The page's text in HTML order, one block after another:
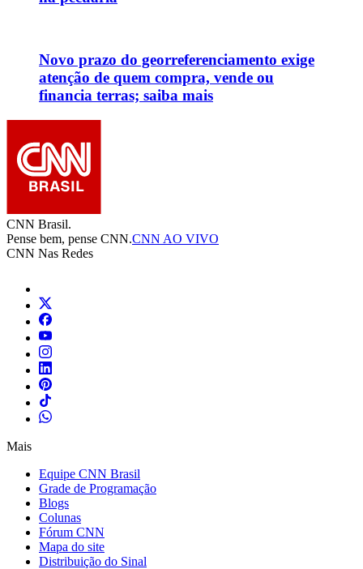
Novo prazo do georreferenciamento exige
atenção de quem compra, vende ou
financia terras; saiba mais
CNN Brasil.
Pense bem, pense CNN.CNN AO VIVO
CNN Nas Redes
Mais
Equipe CNN Brasil
Grade de Programação
Blogs
Colunas
Fórum CNN
Mapa do site
Distribuição do Sinal